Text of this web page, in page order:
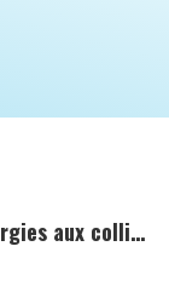
Chercheur - Particules des hautes énergies aux collisionneurs